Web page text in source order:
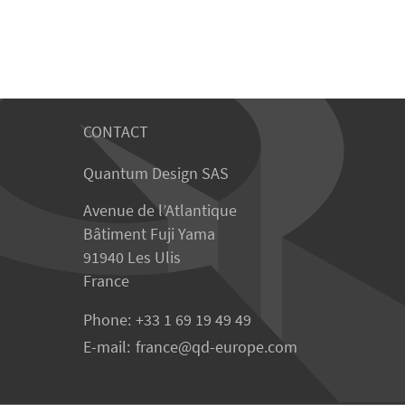
CONTACT
Quantum Design SAS
Avenue de l’Atlantique
Bâtiment Fuji Yama
91940 Les Ulis
France
Phone: +33 1 69 19 49 49
E-mail: france qd-europe.com